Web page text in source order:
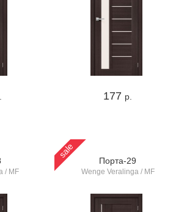
177 р.
/ MF
sale
Порта-29
Wenge Veralinga / MF